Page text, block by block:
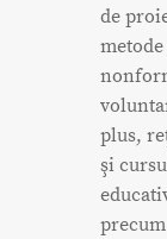
de
plus,
şi